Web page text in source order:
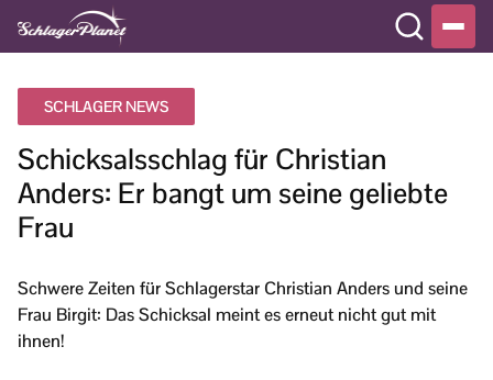
SCHLAGER NEWS
Schicksalsschlag für Christian
Anders: Er bangt um seine geliebte
Frau
Schwere Zeiten für Schlagerstar Christian Anders und seine
Frau Birgit: Das Schicksal meint es erneut nicht gut mit
ihnen!